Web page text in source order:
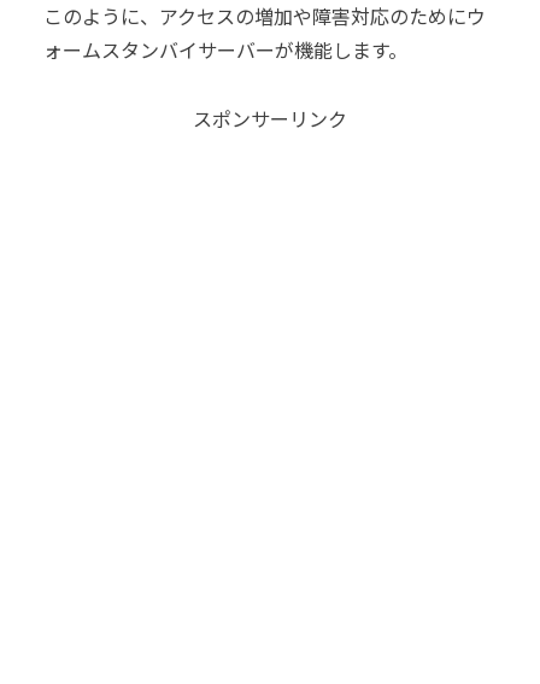
このように、アクセスの増加や障害対応のためにウ
ォームスタンバイサーバーが機能します。
スポンサーリンク